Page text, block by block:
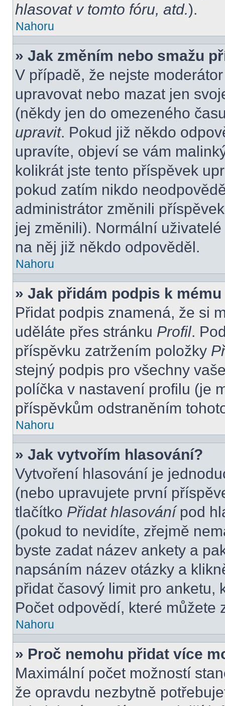
hlasovat v tomto fóru, atd.).
Nahoru
» Jak změním nebo smažu
V případě, že nejste
upravovat nebo mazat jen
(někdy jen do omezeného
upravit. Pokud již někdo
upravíte, objeví se vám
kolikrát jste tento příspěvek
pokud zatím nikdo
administrátor změnili
jej změnili). Normální
na něj již někdo odpověděl.
Nahoru
» Jak přidám podpis k
Přidat podpis znamená, že si
uděláte přes stránku Profil.
příspěvku zatržením položky
stejný podpis pro všechny
políčka v nastavení profilu (je
příspěvkům odstraněním
Nahoru
» Jak vytvořím hlasování?
Vytvoření hlasování je
(nebo upravujete první
tlačítko Přidat hlasovánípod
(pokud to nevidíte, zřejmě
byste zadat název ankety a
napsáním název otázky a
přidat časový limit pro anketu,
Počet odpovědí, které můžete
Nahoru
» Proč nemohu přidat více
Maximální počet možností
že opravdu nezbytně